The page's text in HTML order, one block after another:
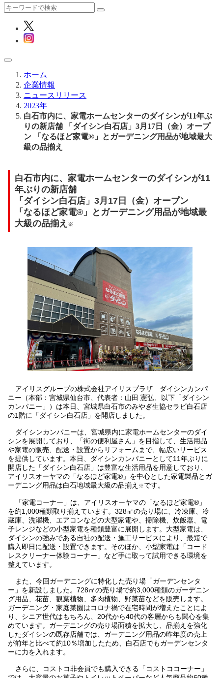
ホーム
企業情報
ニュースリリース
2023年
白石市内に、家電ホームセンターのダイシンが11年ぶ
りの新店舗 「ダイシン白石店」3月17日（金）オープ
ン 「なるほど家電®」とガーデニング用品が地域最大
級の品揃え
白石市内に、家電ホームセンターのダイシンが11
年ぶりの新店舗
「ダイシン白石店」3月17日（金）オープン
「なるほど家電®」とガーデニング用品が地域最
大級の品揃え ※
アイリスグループの株式会社アイリスプラザ ダイシンカンパ
ニー（本部：宮城県仙台市、代表者：山田 憲弘、以下「ダイシン
カンパニー」）は本日、宮城県白石市のみやぎ生協セラビ白石店
の1階に「ダイシン白石店」を開店しました。
ダイシンカンパニーは、宮城県内に家電ホームセンターのダイ
シンを展開しており、「街の便利屋さん」を目指して、生活用品
や家電の販売、配送・設置からリフォームまで、幅広いサービス
を提供しています。本日、ダイシンカンパニーとして11年ぶりに
開店した「ダイシン白石店」は豊富な生活用品を用意しており、
アイリスオーヤマの「なるほど家電®」を中心とした家電製品とガ
ーデニング用品は白石地域最大級の品揃え ※です。
「家電コーナー」は、アイリスオーヤマの「なるほど家電®」
を約1,000種類取り揃えています。328㎡の売り場に、冷凍庫、冷
蔵庫、洗濯機、エアコンなどの大型家電や、掃除機、炊飯器、電
子レンジなどの小型家電を種類豊富に展開します。大型家電は、
ダイシンの強みである自社の配送・施工サービスにより、最短で
購入即日に配送・設置できます。そのほか、小型家電は「コード
レスクリーナー体験コーナー」など手に取って試用できる環境を
整えています。
また、今回ガーデニングに特化した売り場「ガーデンセンタ
ー」を新設しました。728㎡の売り場で約3,000種類のガーデニン
グ用品、花苗、観葉植物、多肉植物、野菜苗などを販売します。
ガーデニング・家庭菜園はコロナ禍で在宅時間が増えたことによ
り、シニア世代はもちろん、20代から40代の客層からも関心を集
めています。ガーデニングの売り場面積を拡大し、品揃えを強化
したダイシンの既存店舗では、ガーデニング用品の昨年度の売上
が前年と比べて約10％増加したため、白石店でもガーデンセンタ
ーに力を入れます。
さらに、コストコ非会員でも購入できる「コストココーナー」